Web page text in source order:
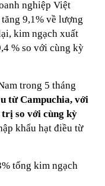
nghiệp Việt
9,1% về lượng
kim ngạch xuất
% so với cùng kỳ
trong 5 tháng
từ Campuchia, với
so với cùng kỳ
khẩu hạt điều từ
tổng kim ngạch